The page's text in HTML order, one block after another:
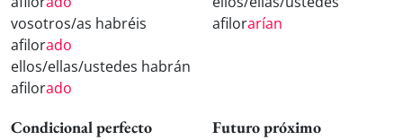
vosotros/as habréis
afilorado
ellos/ellas/ustedes habrán
afilorado
afilorarían
Condicional perfecto Futuro próximo